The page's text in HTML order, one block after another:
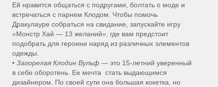
Ей нравится общаться с подругами, болтать о моде и
встречаться с парнем Клодом. Чтобы помочь
Дракулауре собраться на свидание, запускайте игру
«Монстр Хай — 13 желаний», где вам предстоит
подобрать для героини наряд из различных элементов
одежды.
• Загорелая Клодин Вульф — это 15-летний уверенный
в себе оборотень. Ее мечта стать выдающимся
дизайнером. По своей сути она большая кокетка, но